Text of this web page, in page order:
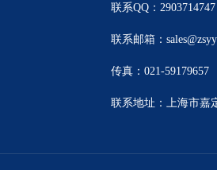
联系QQ：2903714747
联系邮箱：
传真：021-59179657
联系地址：上海市嘉